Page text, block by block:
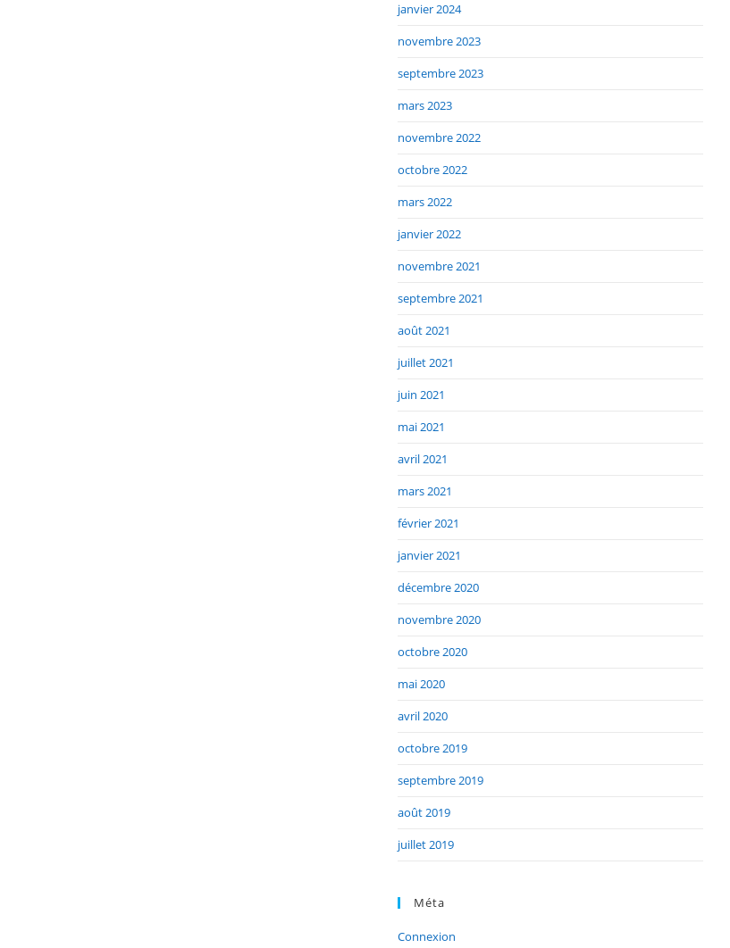
janvier 2024
novembre 2023
septembre 2023
mars 2023
novembre 2022
octobre 2022
mars 2022
janvier 2022
novembre 2021
septembre 2021
août 2021
juillet 2021
juin 2021
mai 2021
avril 2021
mars 2021
février 2021
janvier 2021
décembre 2020
novembre 2020
octobre 2020
mai 2020
avril 2020
octobre 2019
septembre 2019
août 2019
juillet 2019
Méta
Connexion